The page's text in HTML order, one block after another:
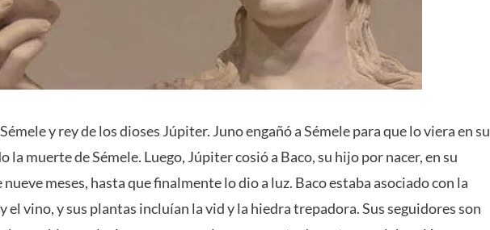
y rey ​​de los dioses Júpiter. Juno engañó a Sémele para que lo viera en su
muerte de Sémele. Luego, Júpiter cosió a Baco, su hijo por nacer, en su
meses, hasta que finalmente lo dio a luz. Baco estaba asociado con la
vino, y sus plantas incluían la vid y la hiedra trepadora. Sus seguidores son